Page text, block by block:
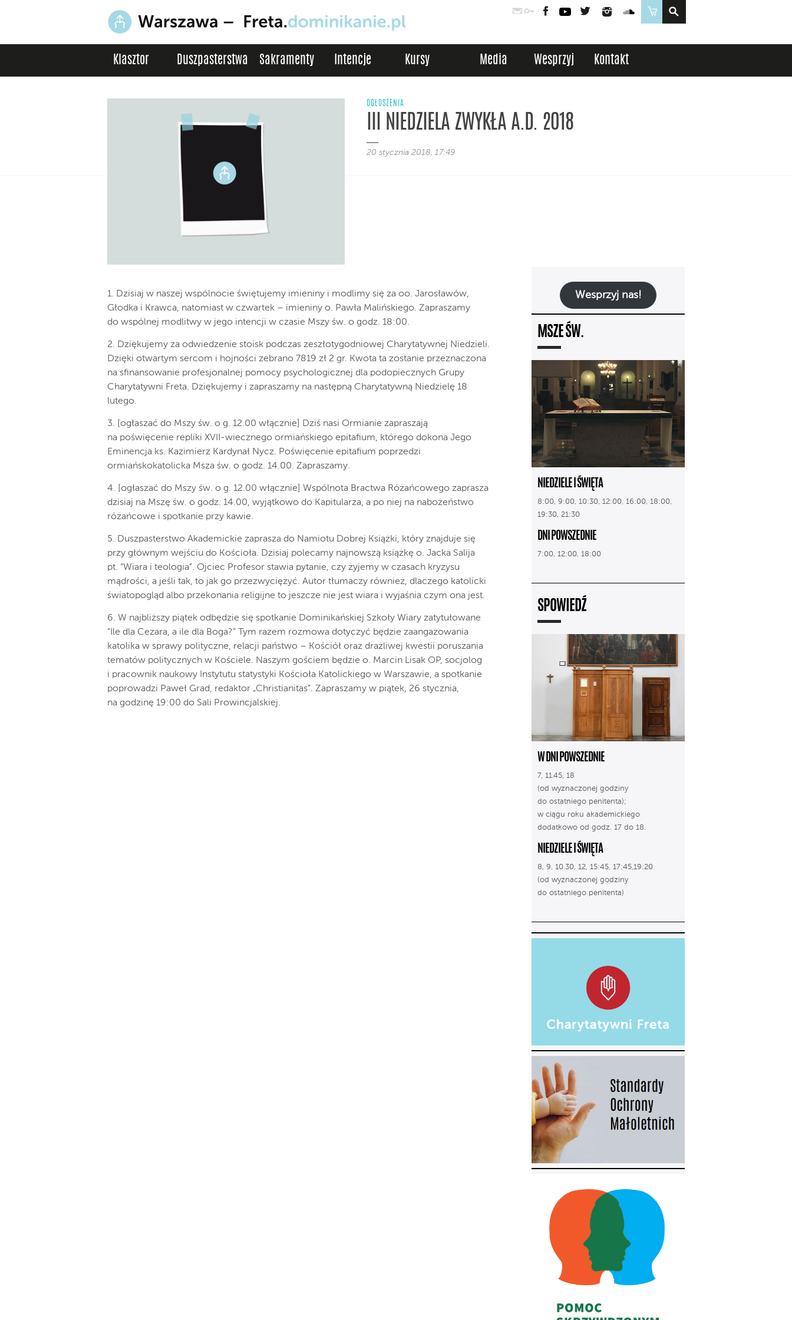
PocztaLogowanie
FacebookYouTubeTwitter InstagramSoundCloud
Sklep
Klasztor Duszpasterstwa Sakramenty Intencje Kursy Media Wesprzyj Kontakt
OGŁOSZENIA
III NIEDZIELA ZWYKŁA A.D. 2018
20 stycznia 2018, 17:49
1. Dzisiaj w naszej wspólnocie świętujemy imieniny i modlimy się za oo. Jarosławów,
Głodka i Krawca, natomiast w czwartek – imieniny o. Pawła Malińskiego. Zapraszamy
do wspólnej modlitwy w jego intencji w czasie Mszy św. o godz. 18:00.
2. Dziękujemy za odwiedzenie stoisk podczas zeszłotygodniowej Charytatywnej Niedzieli.
Dzięki otwartym sercom i hojności zebrano 7819 zł 2 gr. Kwota ta zostanie przeznaczona
na sfinansowanie profesjonalnej pomocy psychologicznej dla podopiecznych Grupy
Charytatywni Freta. Dziękujemy i zapraszamy na następną Charytatywną Niedzielę 18
lutego.
3. [ogłaszać do Mszy św. o g. 12.00 włącznie] Dziś nasi Ormianie zapraszają
na poświęcenie repliki XVII-wiecznego ormiańskiego epitafium, którego dokona Jego
Eminencja ks. Kazimierz Kardynał Nycz. Poświęcenie epitafium poprzedzi
ormiańskokatolicka Msza św. o godz. 14.00. Zapraszamy.
4. [ogłaszać do Mszy św. o g. 12.00 włącznie] Wspólnota Bractwa Różańcowego zaprasza
dzisiaj na Mszę św. o godz. 14.00, wyjątkowo do Kapitularza, a po niej na nabożeństwo
różańcowe i spotkanie przy kawie.
5. Duszpasterstwo Akademickie zaprasza do Namiotu Dobrej Książki, który znajduje się
przy głównym wejściu do Kościoła. Dzisiaj polecamy najnowszą książkę o. Jacka Salija
pt. “Wiara i teologia”. Ojciec Profesor stawia pytanie, czy żyjemy w czasach kryzysu
mądrości, a jeśli tak, to jak go przezwyciężyć. Autor tłumaczy również, dlaczego katolicki
światopogląd albo przekonania religijne to jeszcze nie jest wiara i wyjaśnia czym ona jest.
6. W najbliższy piątek odbędzie się spotkanie Dominikańskiej Szkoły Wiary zatytułowane
“Ile dla Cezara, a ile dla Boga?” Tym razem rozmowa dotyczyć będzie zaangażowania
katolika w sprawy polityczne, relacji państwo – Kościół oraz drażliwej kwestii poruszania
tematów politycznych w Kościele. Naszym gościem będzie o. Marcin Lisak OP, socjolog
i pracownik naukowy Instytutu statystyki Kościoła Katolickiego w Warszawie, a spotkanie
poprowadzi Paweł Grad, redaktor „Christianitas”. Zapraszamy w piątek, 26 stycznia,
na godzinę 19:00 do Sali Prowincjalskiej.
Wesprzyj nas!
MSZE ŚW.
NIEDZIELE I ŚWIĘTA
8:00, 9:00, 10:30, 12:00, 16:00, 18:00,
19:30, 21:30
DNI POWSZEDNIE
7:00, 12:00, 18:00
SPOWIEDŹ
W DNI POWSZEDNIE
7, 11.45, 18
(od wyznaczonej godziny
do ostatniego penitenta);
w ciągu roku akademickiego
dodatkowo od godz. 17 do 18.
NIEDZIELE I ŚWIĘTA
8, 9, 10.30, 12, 15:45, 17:45,19:20
(od wyznaczonej godziny
do ostatniego penitenta)